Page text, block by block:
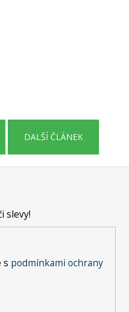
DALŠÍ ČLÁNEK
slevy!
s podmínkami ochrany